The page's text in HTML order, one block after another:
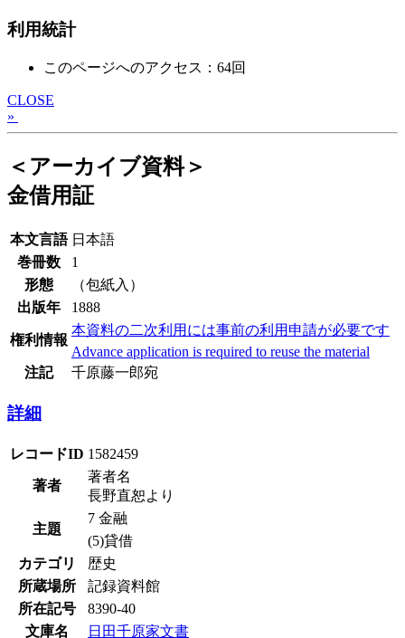
利用統計
このページへのアクセス：64回
CLOSE
»
＜アーカイブ資料＞
金借用証
本文言語 日本語
巻冊数
1
形態
（包紙入）
出版年
1888
権利情報
本資料の二次利用には事前の利用申請が必要です
Advance application is required to reuse the material
注記
千原藤一郎宛
詳細
レコードID 1582459
著者
著者名
長野直恕より
主題
7 金融
(5)貸借
カテゴリ
歴史
所蔵場所
記録資料館
所在記号
8390-40
文庫名
日田千原家文書